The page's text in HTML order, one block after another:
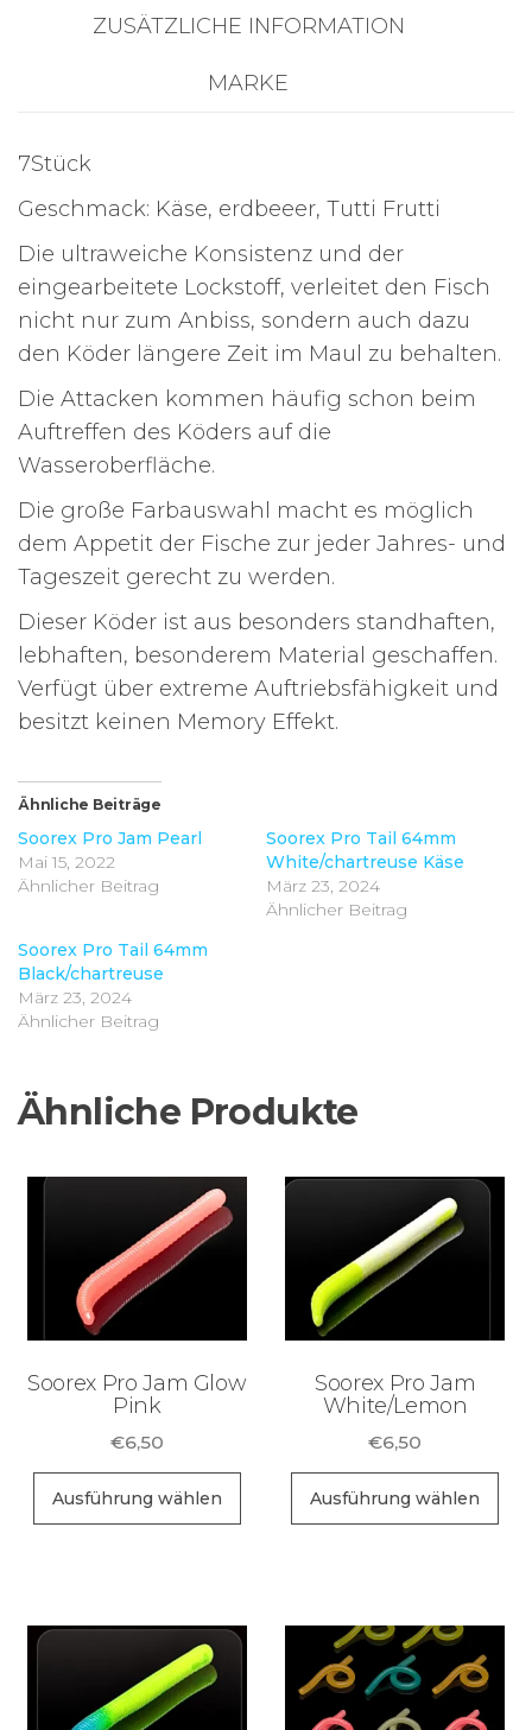
ZUSÄTZLICHE INFORMATION
MARKE
7Stück
Geschmack: Käse, erdbeeer, Tutti Frutti
Die ultraweiche Konsistenz und der
eingearbeitete Lockstoff, verleitet den Fisch
nicht nur zum Anbiss, sondern auch dazu
den Köder längere Zeit im Maul zu behalten.
Die Attacken kommen häufig schon beim
Auftreffen des Köders auf die
Wasseroberfläche.
Die große Farbauswahl macht es möglich
dem Appetit der Fische zur jeder Jahres- und
Tageszeit gerecht zu werden.
Dieser Köder ist aus besonders standhaften,
lebhaften, besonderem Material geschaffen.
Verfügt über extreme Auftriebsfähigkeit und
besitzt keinen Memory Effekt.
Ähnliche Beiträge
Soorex Pro Jam Pearl
Mai 15, 2022
Ähnlicher Beitrag
Soorex Pro Tail 64mm
White/chartreuse Käse
März 23, 2024
Ähnlicher Beitrag
Soorex Pro Tail 64mm
Black/chartreuse
März 23, 2024
Ähnlicher Beitrag
Ähnliche Produkte
Soorex Pro Jam Glow
Pink
€6,50
Ausführung wählen
Dieses
auf.
Optionen
Soorex Pro Jam
White/Lemon
€6,50
Ausführung wählen